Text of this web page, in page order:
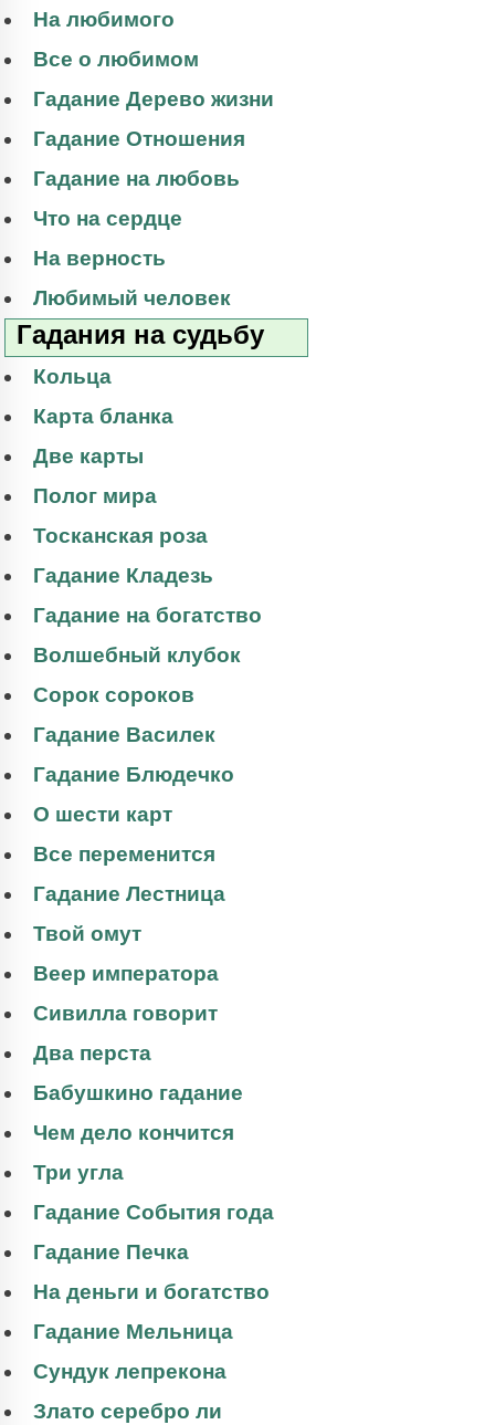
На любимого
Все о любимом
Гадание Дерево жизни
Гадание Отношения
Гадание на любовь
Что на сердце
На верность
Любимый человек
Гадания на судьбу
Кольца
Карта бланка
Две карты
Полог мира
Тосканская роза
Гадание Кладезь
Гадание на богатство
Волшебный клубок
Сорок сороков
Гадание Василек
Гадание Блюдечко
О шести карт
Все переменится
Гадание Лестница
Твой омут
Веер императора
Сивилла говорит
Два перста
Бабушкино гадание
Чем дело кончится
Три угла
Гадание События года
Гадание Печка
На деньги и богатство
Гадание Мельница
Сундук лепрекона
Злато серебро ли